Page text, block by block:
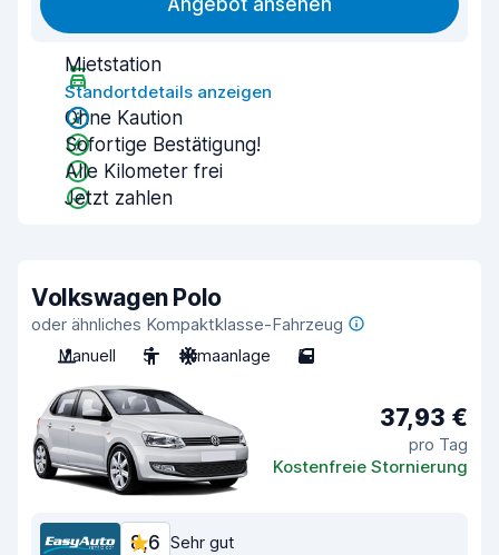
Angebot ansehen
Mietstation
Standortdetails anzeigen
Ohne Kaution
Sofortige Bestätigung!
Alle Kilometer frei
Jetzt zahlen
Volkswagen Polo
oder ähnliches Kompaktklasse-Fahrzeug
Manuell
5 Klimaanlage 5
37,93 €
pro Tag
Kostenfreie Stornierung
8,6 Sehr gut